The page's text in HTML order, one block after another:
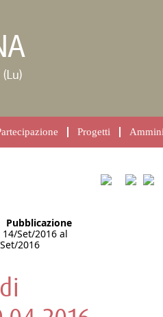
Progetti
Pubblicazione
Set/2016 al
2016